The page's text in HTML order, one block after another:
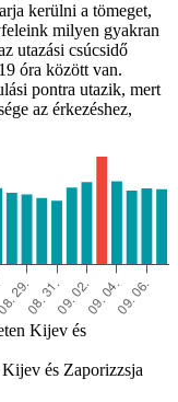
kerülni a tömeget,
milyen gyakran
utazási csúcsidő
óra között van.
pontra utazik, mert
az érkezéshez,
Kijev és
és Zaporizzsja